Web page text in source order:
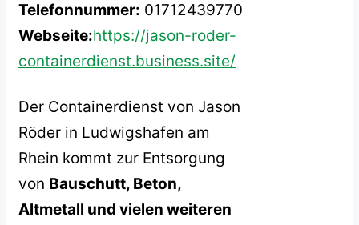
Telefonnummer: 01712439770
Webseite:https://jason-roder-
containerdienst.business.site/
Der Containerdienst von Jason
Röder in Ludwigshafen am
Rhein kommt zur Entsorgung
von Bauschutt, Beton,
Altmetall und vielen weiteren